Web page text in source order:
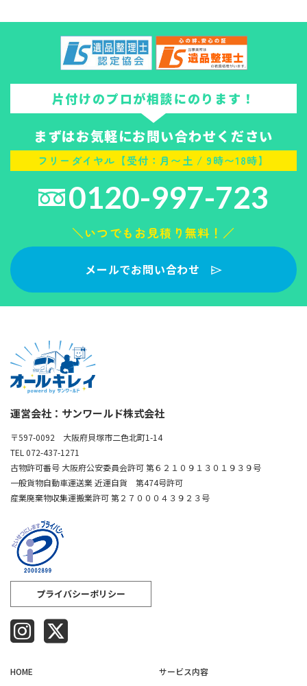
片付けのプロが相談にのります！
まずはお気軽にお問い合わせください
フリーダイヤル【受付：月〜土 / 9時〜18時】
0120-997-723
＼いつでもお見積り無料！／
メールでお問い合わせ
運営会社：サンワールド株式会社
〒597-0092 大阪府貝塚市二色北町1-14
TEL 072-437-1271
古物許可番号 大阪府公安委員会許可 第６２１０９１３０１９３９号
一般貨物自動車運送業 近運自貨 第474号許可
産業廃棄物収集運搬業許可 第２７０００４３９２３号
プライバシーポリシー
HOME
サービス内容